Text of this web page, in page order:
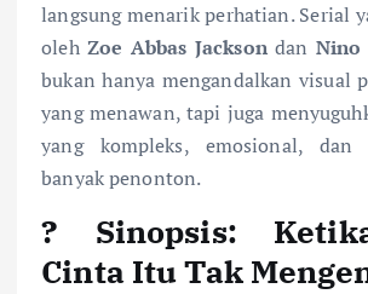
langsung menarik perhatian. Serial
oleh Zoe Abbas Jacksondan Nino
bukan hanya mengandalkan visual
yang menawan, tapi juga
yang kompleks, emosional, dan
banyak penonton.
? Sinopsis:
Cinta Itu Tak